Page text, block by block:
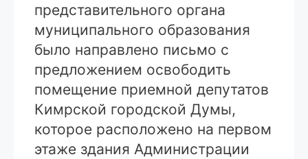
представительного органа
муниципального образования
было направлено письмо с
предложением освободить
помещение приемной депутатов
Кимрской городской Думы,
которое расположено на первом
этаже здания Администрации